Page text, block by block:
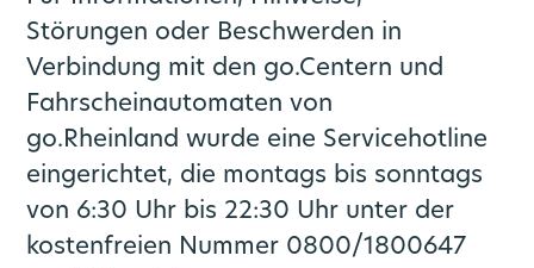
Störungen oder Beschwerden in
Verbindung mit den go.Centern und
Fahrscheinautomaten von
go.Rheinland wurde eine Servicehotline
eingerichtet, die montags bis sonntags
von 6:30 Uhr bis 22:30 Uhr unter der
kostenfreien Nummer 0800/1800647